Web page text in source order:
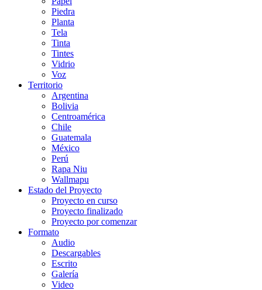
Piedra
Planta
Tela
Tinta
Tintes
Vidrio
Voz
Territorio
Argentina
Bolivia
Centroamérica
Chile
Guatemala
México
Perú
Rapa Niu
Wallmapu
Estado del Proyecto
Proyecto en curso
Proyecto finalizado
Proyecto por comenzar
Formato
Audio
Descargables
Escrito
Galería
Video